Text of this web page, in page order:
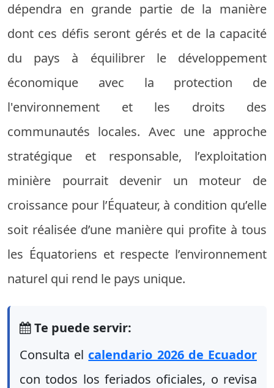
dépendra en grande partie de la manière
dont ces défis seront gérés et de la capacité
du pays à équilibrer le développement
économique avec la protection de
l'environnement et les droits des
communautés locales. Avec une approche
stratégique et responsable, l’exploitation
minière pourrait devenir un moteur de
croissance pour l’Équateur, à condition qu’elle
soit réalisée d’une manière qui profite à tous
les Équatoriens et respecte l’environnement
naturel qui rend le pays unique.
Te puede servir:
Consulta el calendario 2026 de Ecuador
con todos los feriados oficiales, o revisa